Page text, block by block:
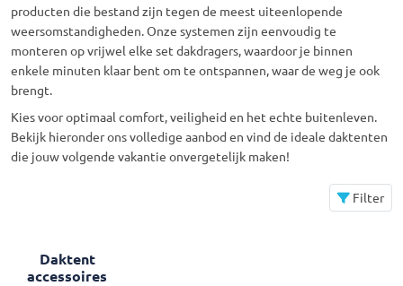
producten die bestand zijn tegen de meest uiteenlopende
weersomstandigheden. Onze systemen zijn eenvoudig te
monteren op vrijwel elke set dakdragers, waardoor je binnen
enkele minuten klaar bent om te ontspannen, waar de weg je ook
brengt.
Kies voor optimaal comfort, veiligheid en het echte buitenleven.
Bekijk hieronder ons volledige aanbod en vind de ideale daktenten
die jouw volgende vakantie onvergetelijk maken!
Filter
Daktent
accessoires